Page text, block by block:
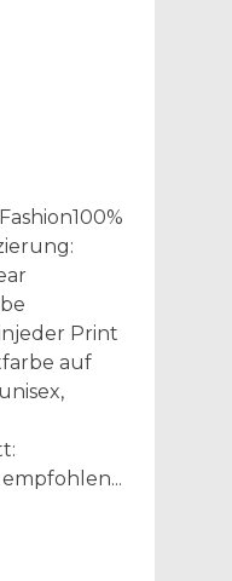
Print
auf